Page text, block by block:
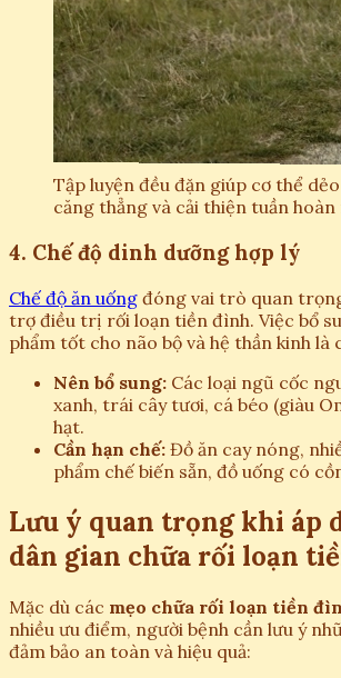
Tập luyện đều đặn giúp cơ thể
căng thẳng và cải thiện tuần hoàn
4. Chế độ dinh dưỡng hợp lý
Chế độ ăn uống đóng vai trò quan
trợ điều trị rối loạn tiền đình. Việc bổ
phẩm tốt cho não bộ và hệ thần kinh là
Nên bổ sung: Các loại ngũ cốc
xanh, trái cây tươi, cá béo (giàu
hạt.
Cần hạn chế: Đồ ăn cay nóng,
phẩm chế biến sẵn, đồ uống có
Lưu ý quan trọng khi áp
dân gian chữa rối loạn
Mặc dù các mẹo chữa rối loạn tiền
nhiều ưu điểm, người bệnh cần lưu ý
đảm bảo an toàn và hiệu quả: